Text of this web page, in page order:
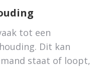
tot een
Dit kan
staat of loopt,